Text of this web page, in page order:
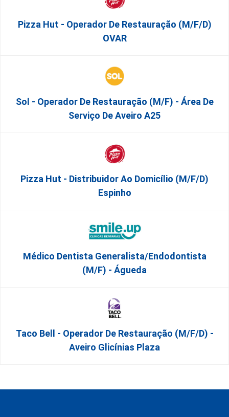
Pizza Hut - Operador De Restauração (m/f/d)
OVAR
Sol - Operador De Restauração (m/f) - Área De
Serviço De Aveiro A25
Pizza Hut - Distribuidor Ao Domicílio (m/f/d)
Espinho
Médico Dentista Generalista/Endodontista
(M/F) - Águeda
Taco Bell - Operador De Restauração (m/f/d) -
Aveiro Glicínias Plaza